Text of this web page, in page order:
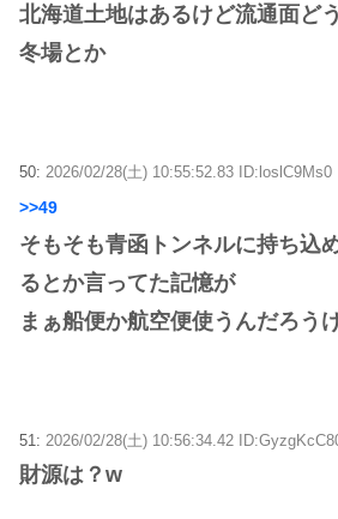
北海道土地はあるけど流通面ど
冬場とか
50: 2026/02/28(土) 10:55:52.83 ID:loslC9Ms0
>>49
そもそも青函トンネルに持ち込
るとか言ってた記憶が
まぁ船便か航空便使うんだろう
51: 2026/02/28(土) 10:56:34.42
財源は？w